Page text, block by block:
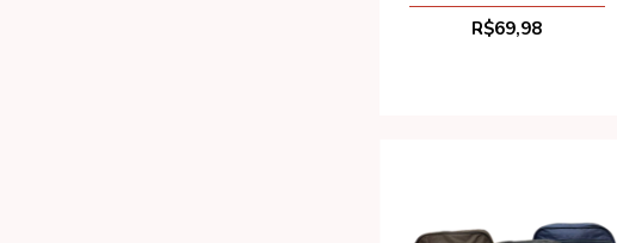
R$69,98